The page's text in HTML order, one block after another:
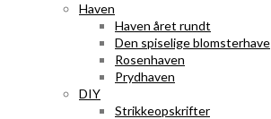
Haven
Haven året rundt
Den spiselige blomsterhave
Rosenhaven
Prydhaven
DIY
Strikkeopskrifter